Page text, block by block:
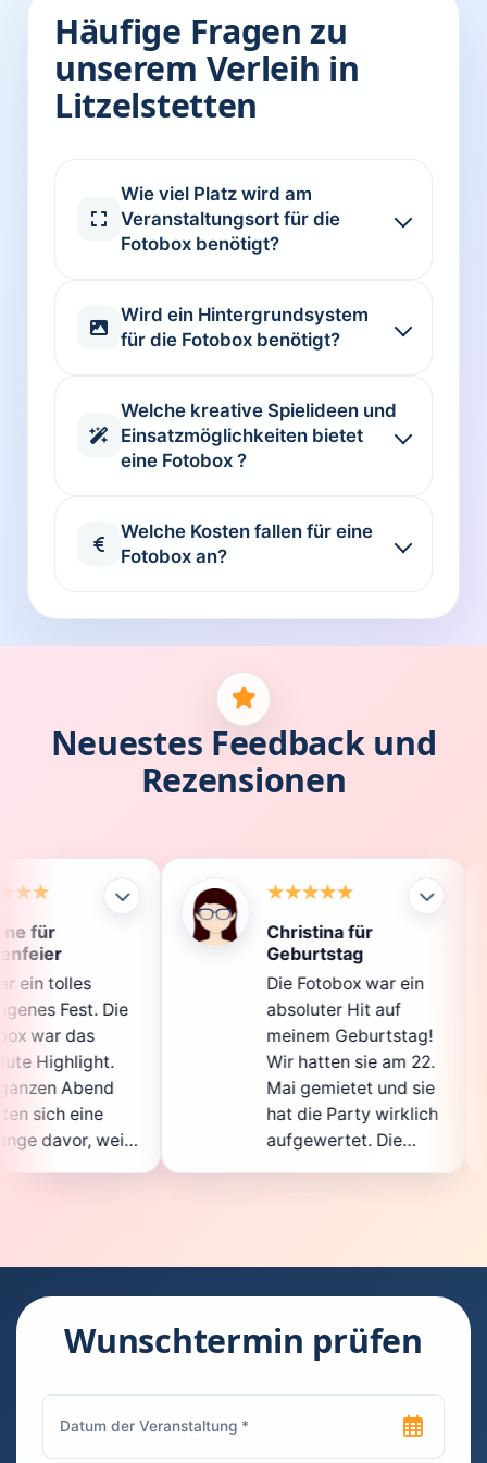
Häufige Fragen zu
unserem Verleih in
Litzelstetten
Wie viel Platz wird am
Veranstaltungsort für die
Fotobox benötigt?
Wird ein Hintergrundsystem
für die Fotobox benötigt?
Welche kreative Spielideen und
Einsatzmöglichkeiten bietet
eine Fotobox ?
Welche Kosten fallen für eine
Fotobox an?
Neuestes Feedback und
Rezensionen
Christina für
absoluter Hit auf
Wir hatten sie am 22.
Mai gemietet und sie
hat die Party wirklich
aufgewertet. Die
Auswahl an lustigen
Qualität. Die
Bedienung war
konnte einfach ein
immer er wollte.
Besonders toll fand
ich, dass man die
spitze auf
Hochzeit!
ganz tolle
der
auch
Handling
super
kann's
das ist ne
jedes
Wunschtermin prüfen